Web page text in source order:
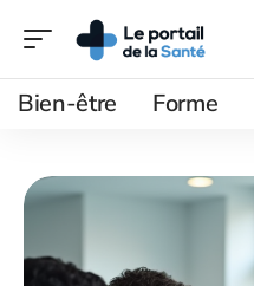
Bien-être Forme